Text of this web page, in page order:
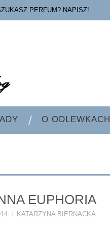
PERFUM? NAPISZ!
O ODLEWKACH
EUPHORIA
KATARZYNA BIERNACKA